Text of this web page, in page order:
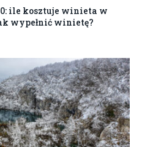
ile kosztuje winieta w
wypełnić winietę?